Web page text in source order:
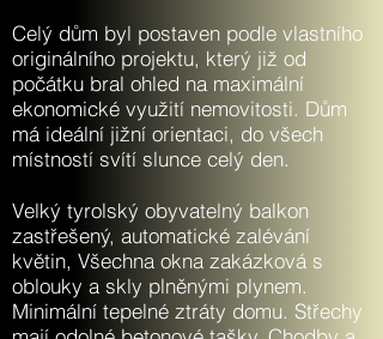
Celý dům byl postaven podle vlastního
originálního projektu, který již od
počátku bral ohled na maximální
ekonomické využití nemovitosti. Dům
má ideální jižní orientaci, do všech
místností svítí slunce celý den.
Velký tyrolský obyvatelný balkon
zastřešený, automatické zalévání
květin, Všechna okna zakázková s
oblouky a skly plněnými plynem.
Minimální tepelné ztráty domu. Střechy